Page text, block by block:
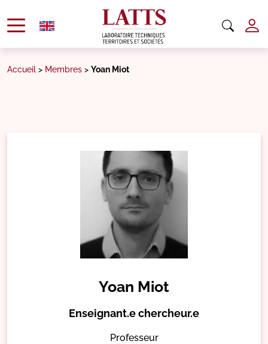
Accueil > Membres > Yoan Miot
Yoan Miot
Enseignant.e chercheur.e
Professeur